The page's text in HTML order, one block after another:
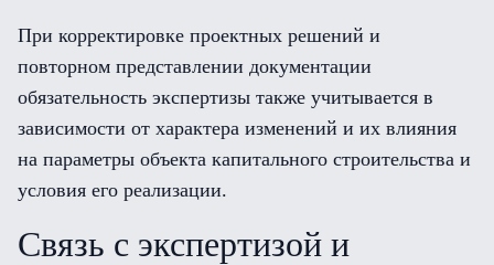
При корректировке проектных решений и
повторном представлении документации
обязательность экспертизы также учитывается в
зависимости от характера изменений и их влияния
на параметры объекта капитального строительства и
условия его реализации.
Связь с экспертизой и